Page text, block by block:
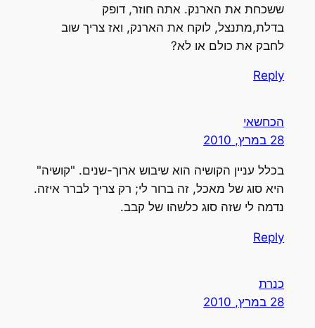
ששכחת את הארנק. אתה חוזר, דופק
בדלת,מתנצל, לוקח את הארנק, ואז צריך שוב
לחבק את כולם או לא?
Reply
הכחשאי
28 במרץ, 2010
בכלל עניין הקושיה הוא שיבוש ארוך-שנים. "קושיה"
היא סוג של מאכל, זה ברור לי; רק צריך לברר איזה.
נדמה לי שזה סוג כלשהו של קבב.
Reply
כנרת
28 במרץ, 2010